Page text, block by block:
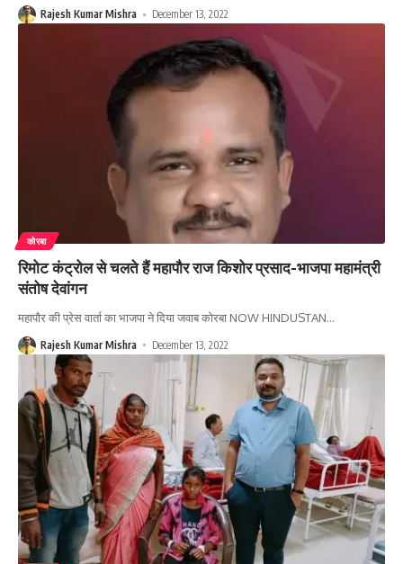
Rajesh Kumar Mishra December 13, 2022
कोरबा
रिमोट कंट्रोल से चलते हैं महापौर राज किशोर प्रसाद-भाजपा महामंत्री
संतोष देवांगन
महापौर की प्रेस वार्ता का भाजपा ने दिया जवाब कोरबा NOW HINDUSTAN…
Rajesh Kumar Mishra December 13, 2022